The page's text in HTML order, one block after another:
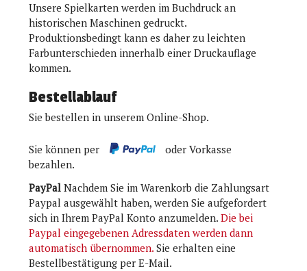
Unsere Spielkarten werden im Buchdruck an
historischen Maschinen gedruckt.
Produktionsbedingt kann es daher zu leichten
Farbunterschieden innerhalb einer Druckauflage
kommen.
Bestellablauf
Sie bestellen in unserem Online-Shop.
Sie können per
oder Vorkasse
bezahlen.
PayPal Nachdem Sie im Warenkorb die Zahlungsart
Paypal ausgewählt haben, werden Sie aufgefordert
sich in Ihrem PayPal Konto anzumelden.Die bei
Paypal eingegebenen Adressdaten werden dann
automatisch übernommen. Sie erhalten eine
Bestellbestätigung per E-Mail.